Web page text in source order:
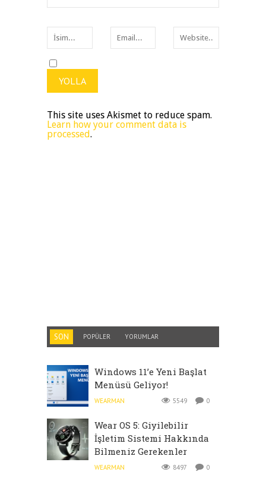
This site uses Akismet to reduce spam.
Learn how your comment data is
processed.
SON POPÜLER YORUMLAR
Windows 11’e Yeni Başlat
Menüsü Geliyor!
WEARMAN 5549 0
Wear OS 5: Giyilebilir
İşletim Sistemi Hakkında
Bilmeniz Gerekenler
WEARMAN 8497 0